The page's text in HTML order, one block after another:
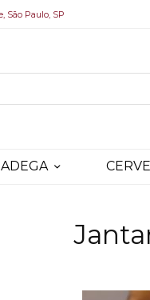
São Paulo, SP
ADEGA